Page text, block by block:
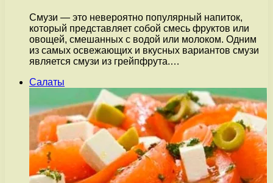
Смузи — это невероятно популярный напиток,
который представляет собой смесь фруктов или
овощей, смешанных с водой или молоком. Одним
из самых освежающих и вкусных вариантов смузи
является смузи из грейпфрута.…
Салаты